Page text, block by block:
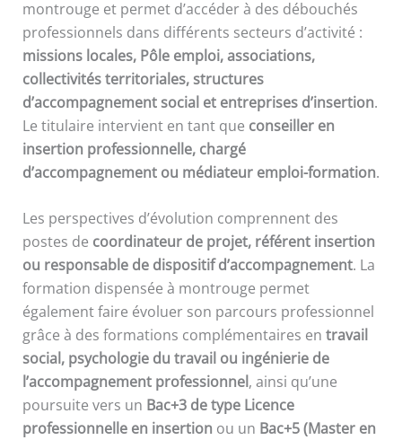
montrouge et permet d’accéder à des débouchés
professionnels dans différents secteurs d’activité :
missions locales, Pôle emploi, associations,
collectivités territoriales, structures
d’accompagnement social et entreprises d’insertion.
Le titulaire intervient en tant que conseiller en
insertion professionnelle, chargé
d’accompagnement ou médiateur emploi-formation.
Les perspectives d’évolution comprennent des
postes de coordinateur de projet, référent insertion
ou responsable de dispositif d’accompagnement. La
formation dispensée à montrouge permet
également faire évoluer son parcours professionnel
grâce à des formations complémentaires en travail
social, psychologie du travail ou ingénierie de
l’accompagnement professionnel, ainsi qu’une
poursuite vers un Bac+3 de type Licence
professionnelle en insertion ou un Bac+5 (Master en